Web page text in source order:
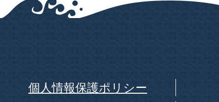
個人情報保護ポリシー